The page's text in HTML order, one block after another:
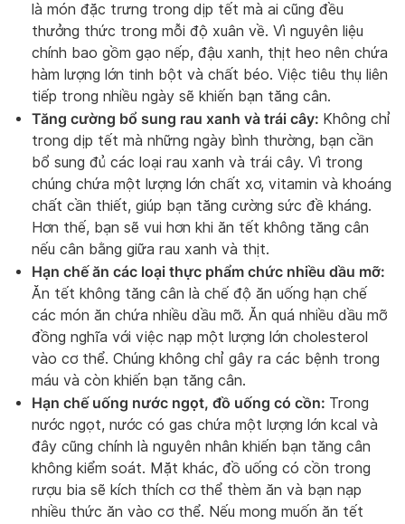
là món đặc trưng trong dịp tết mà ai cũng đều
thưởng thức trong mỗi độ xuân về. Vì nguyên liệu
chính bao gồm gạo nếp, đậu xanh, thịt heo nên chứa
hàm lượng lớn tinh bột và chất béo. Việc tiêu thụ liên
tiếp trong nhiều ngày sẽ khiến bạn tăng cân.
Tăng cường bổ sung rau xanh và trái cây: Không chỉ
trong dịp tết mà những ngày bình thường, bạn cần
bổ sung đủ các loại rau xanh và trái cây. Vì trong
chúng chứa một lượng lớn chất xơ, vitamin và khoáng
chất cần thiết, giúp bạn tăng cường sức đề kháng.
Hơn thế, bạn sẽ vui hơn khi ăn tết không tăng cân
nếu cân bằng giữa rau xanh và thịt.
Hạn chế ăn các loại thực phẩm chức nhiều dầu mỡ:
Ăn tết không tăng cân là chế độ ăn uống hạn chế
các món ăn chứa nhiều dầu mỡ. Ăn quá nhiều dầu mỡ
đồng nghĩa với việc nạp một lượng lớn cholesterol
vào cơ thể. Chúng không chỉ gây ra các bệnh trong
máu và còn khiến bạn tăng cân.
Hạn chế uống nước ngọt, đồ uống có cồn: Trong
nước ngọt, nước có gas chứa một lượng lớn kcal và
đây cũng chính là nguyên nhân khiến bạn tăng cân
không kiểm soát. Mặt khác, đồ uống có cồn trong
rượu bia sẽ kích thích cơ thể thèm ăn và bạn nạp
nhiều thức ăn vào cơ thể. Nếu mong muốn ăn tết